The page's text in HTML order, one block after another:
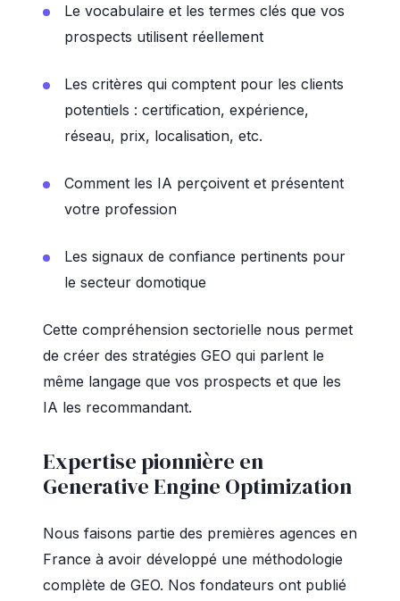
Le vocabulaire et les termes clés que vos
prospects utilisent réellement
Les critères qui comptent pour les clients
potentiels : certification, expérience,
réseau, prix, localisation, etc.
Comment les IA perçoivent et présentent
votre profession
Les signaux de confiance pertinents pour
le secteur domotique
Cette compréhension sectorielle nous permet
de créer des stratégies GEO qui parlent le
même langage que vos prospects et que les
IA les recommandant.
Expertise pionnière en
Generative Engine Optimization
Nous faisons partie des premières agences en
France à avoir développé une méthodologie
complète de GEO. Nos fondateurs ont publié